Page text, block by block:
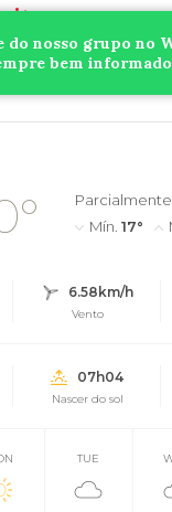
do nosso grupo no
bem informado
que
área de
proposta
Mín. 17°
6.58km/h
Vento
07h04
Nascer do sol
TUE